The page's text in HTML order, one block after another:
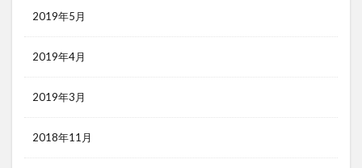
2019年5月
2019年4月
2019年3月
2018年11月